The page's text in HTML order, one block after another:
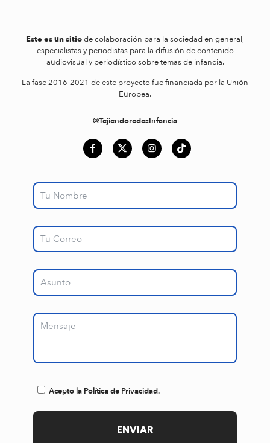
Este es un sitiode colaboración para la sociedad en general,
especialistas y periodistas para la difusión de contenido
audiovisual y periodístico sobre temas de infancia.
La fase 2016-2021 de este proyecto fue financiada por la Unión
Europea.
@TejiendoredesInfancia
Acepto la Política de Privacidad.